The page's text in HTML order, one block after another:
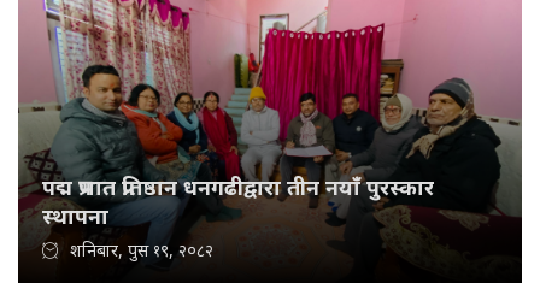
पद्म प्रभात प्रतिष्ठान धनगढीद्वारा तीन नयाँ पुरस्कार
स्थापना
शनिबार, पुस १९, २०८२